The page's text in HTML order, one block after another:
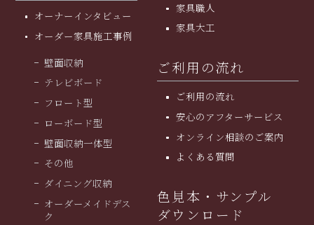
オーナーインタビュー
オーダー家具施工事例
壁面収納
テレビボード
フロート型
ローボード型
壁面収納一体型
その他
ダイニング収納
オーダーメイドデス
ク
家具職人
家具大工
ご利用の流れ
ご利用の流れ
安⼼のアフターサービス
オンライン相談のご案内
よくある質問
色見本・サンプル
ダウンロード